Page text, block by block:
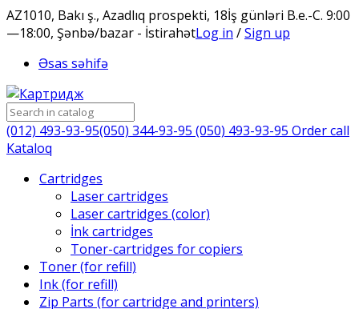
AZ1010, Bakı ş., Azadlıq prospekti, 18İş günləri B.e.-C. 9:00
—18:00, Şənbə/bazar - İstirahətLog in /Sign up
Əsas səhifə
(012) 493-93-95(050) 344-93-95 (050) 493-93-95 Order call
Kataloq
Cartridges
Laser cartridges
Laser cartridges (color)
İnk cartridges
Toner-cartridges for copiers
Toner (for refill)
Ink (for refill)
Zip Parts (for cartridge and printers)